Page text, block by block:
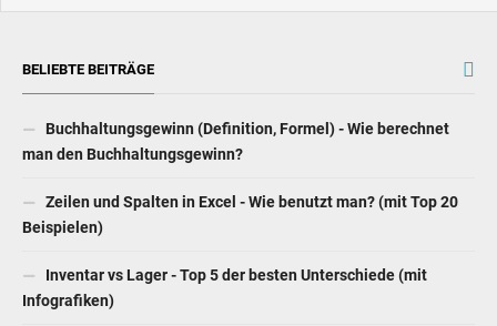
BELIEBTE BEITRÄGE
Buchhaltungsgewinn (Definition, Formel) - Wie berechnet
man den Buchhaltungsgewinn?
Zeilen und Spalten in Excel - Wie benutzt man? (mit Top 20
Inventar vs Lager - Top 5 der besten Unterschiede (mit
Infografiken)
Vergleichende Gewinn- und Verlustrechnung (Beispiele,
Analyse, Format)